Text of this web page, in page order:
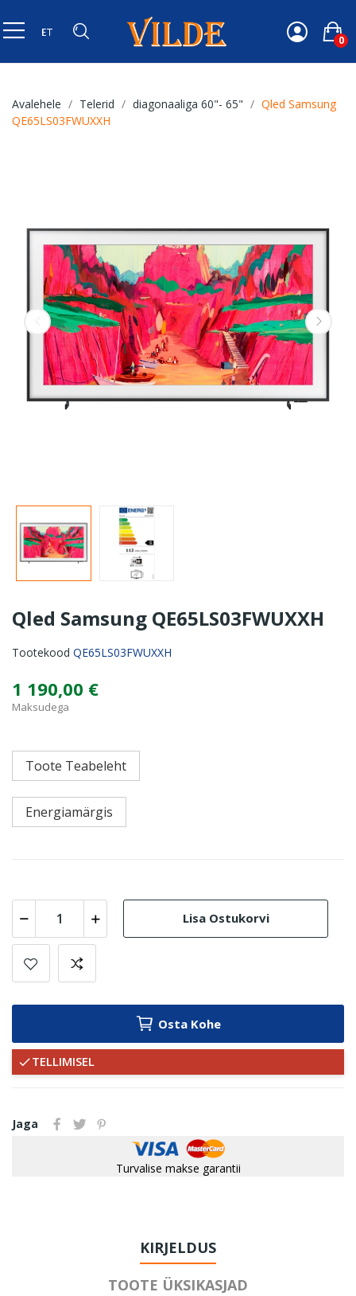
0
Avalehele Telerid diagonaaliga 60"- 65"
Qled Samsung
QE65LS03FWUXXH
Qled Samsung QE65LS03FWUXXH
Tootekood QE65LS03FWUXXH
1 190,00 €
Maksudega
Toote Teabeleht
Energiamärgis
Lisa Ostukorvi
Osta Kohe
TELLIMISEL
Jaga
Turvalise makse garantii
KIRJELDUS
TOOTE ÜKSIKASJAD